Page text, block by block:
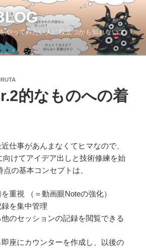
やってみたい人に役立つかも知れないブ
的なものへの着
仕事があんまなくてヒマなので、
向けてアイデア出しと技術修練を始
の基本コンセプトは、
重視 （＝動画眼Noteの強化）
を集中管理
のセッションの記録を閲覧できる
座にカウンターを作成し、以後の